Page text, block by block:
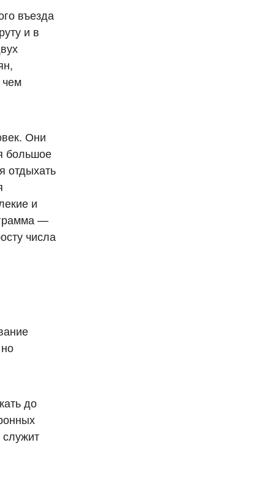
въезда
и в
Они
большое
отдыхать
и
—
числа
до
служит